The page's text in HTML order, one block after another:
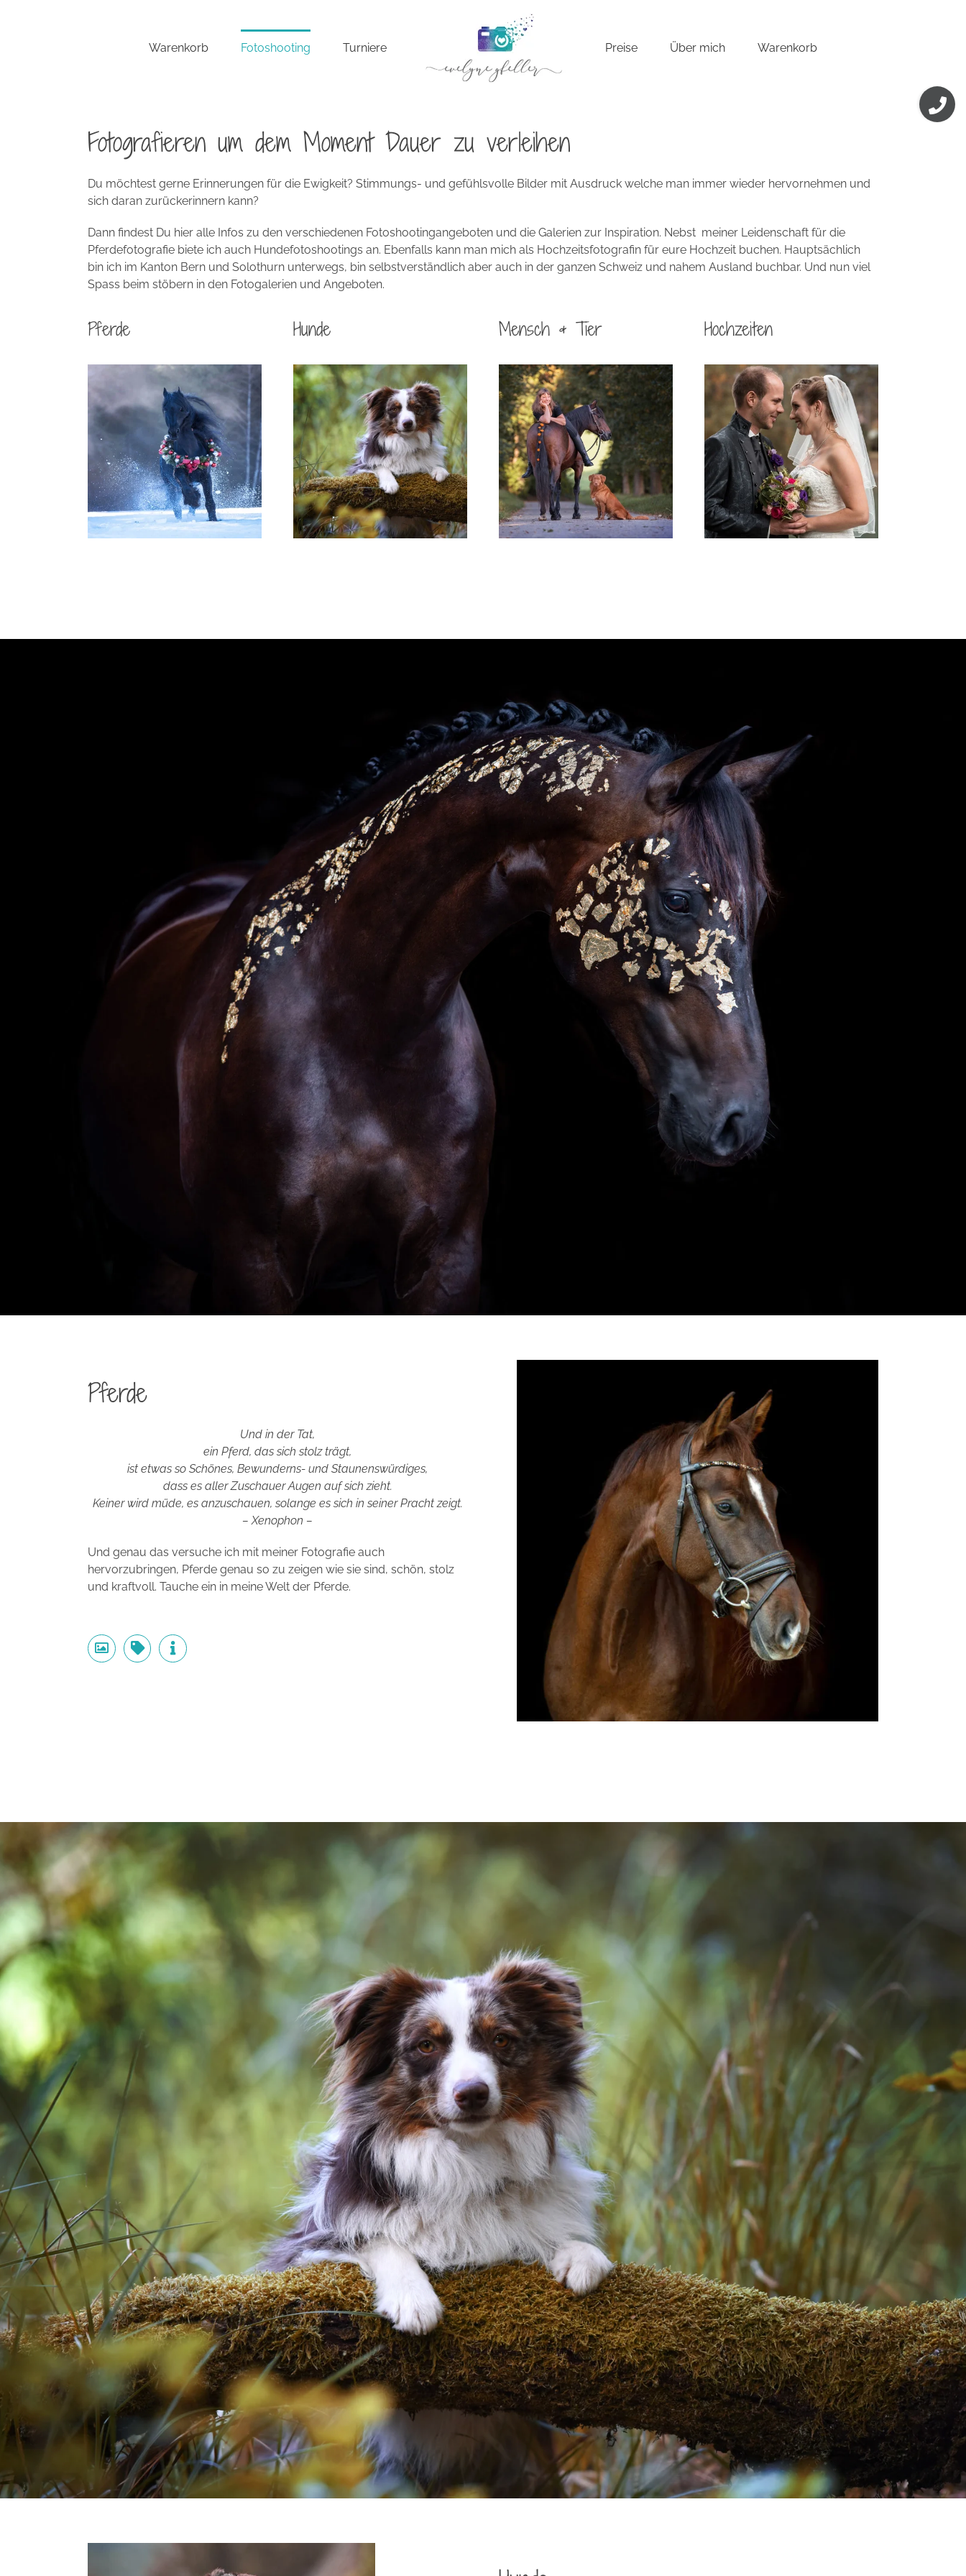
Warenkorb Fotoshooting Turniere Preise Über mich Warenkorb
Fotografieren um dem Moment Dauer zu verleihen
Du möchtest gerne Erinnerungen für die Ewigkeit? Stimmungs- und gefühlsvolle Bilder mit Ausdruck welche man immer wieder hervornehmen und
sich daran zurückerinnern kann?
Dann findest Du hier alle Infos zu den verschiedenen Fotoshootingangeboten und die Galerien zur Inspiration. Nebst meiner Leidenschaft für die
Pferdefotografie biete ich auch Hundefotoshootings an. Ebenfalls kann man mich als Hochzeitsfotografin für eure Hochzeit buchen. Hauptsächlich
bin ich im Kanton Bern und Solothurn unterwegs, bin selbstverständlich aber auch in der ganzen Schweiz und nahem Ausland buchbar. Und nun viel
Spass beim stöbern in den Fotogalerien und Angeboten.
Pferde Hunde Mensch & Tier Hochzeiten
Pferde
Und in der Tat,
ein Pferd, das sich stolz trägt,
ist etwas so Schönes, Bewunderns- und Staunenswürdiges,
dass es aller Zuschauer Augen auf sich zieht.
Keiner wird müde, es anzuschauen, solange es sich in seiner Pracht zeigt.
– Xenophon –
Und genau das versuche ich mit meiner Fotografie auch
hervorzubringen, Pferde genau so zu zeigen wie sie sind, schön, stolz
und kraftvoll. Tauche ein in meine Welt der Pferde.
Toggle
Sliding